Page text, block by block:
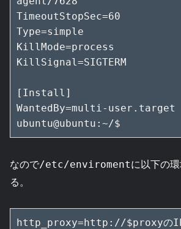
TimeoutStopSec=60
Type=simple
KillMode=process
KillSignal=SIGTERM
[Install]
WantedBy=multi-user.target
ubuntu@ubuntu:~/$
なので/etc/enviromentに以下の
る。
http_proxy=http://$proxyの